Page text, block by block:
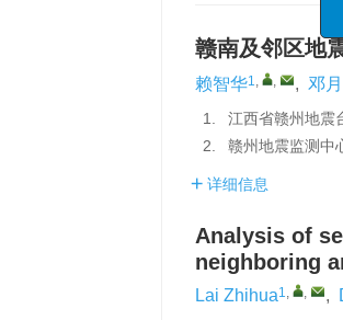
赣南及邻区地
赖智华1, , , 邓
1.
江西省赣州地震
2.
赣州地震监测中
详细信息
Analysis of
neighboring
Lai Zhihua1, , ,
与
“海洋